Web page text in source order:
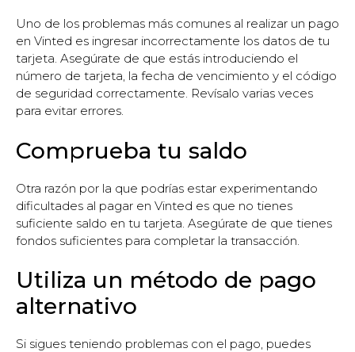
Uno de los problemas más comunes al realizar un pago
en Vinted es ingresar incorrectamente los datos de tu
tarjeta. Asegúrate de que estás introduciendo el
número de tarjeta, la fecha de vencimiento y el código
de seguridad correctamente. Revísalo varias veces
para evitar errores.
Comprueba tu saldo
Otra razón por la que podrías estar experimentando
dificultades al pagar en Vinted es que no tienes
suficiente saldo en tu tarjeta. Asegúrate de que tienes
fondos suficientes para completar la transacción.
Utiliza un método de pago
alternativo
Si sigues teniendo problemas con el pago, puedes